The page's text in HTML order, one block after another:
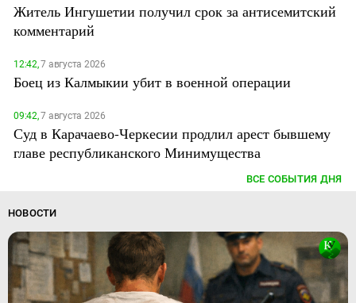
Житель Ингушетии получил срок за антисемитский
комментарий
12:42,7 августа 2026
Боец из Калмыкии убит в военной операции
09:42,7 августа 2026
Суд в Карачаево-Черкесии продлил арест бывшему
главе республиканского Минимущества
ВСЕ СОБЫТИЯ ДНЯ
НОВОСТИ